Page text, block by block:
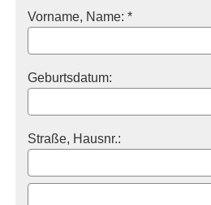
Vorname, Name: *
Geburts­datum:
Straße, Hausnr.: